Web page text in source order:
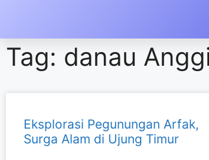
Tag: danau
Eksplorasi Pegunungan Arfak,
Surga Alam di Ujung Timur